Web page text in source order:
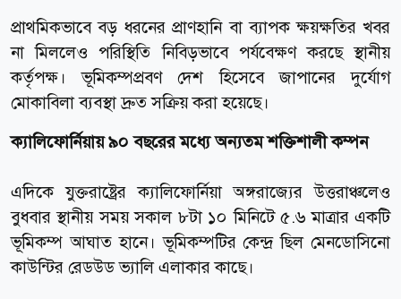
প্রাথমিকভাবে বড় ধরনের প্রাণহানি বা ব্যাপক ক্ষয়ক্ষতির খবর
না মিললেও পরিস্থিতি নিবিড়ভাবে পর্যবেক্ষণ করছে স্থানীয়
কর্তৃপক্ষ। ভূমিকম্পপ্রবণ দেশ হিসেবে জাপানের দুর্যোগ
মোকাবিলা ব্যবস্থা দ্রুত সক্রিয় করা হয়েছে।
ক্যালিফোর্নিয়ায় ৯০ বছরের মধ্যে অন্যতম শক্তিশালী কম্পন
এদিকে যুক্তরাষ্ট্রের ক্যালিফোর্নিয়া অঙ্গরাজ্যের উত্তরাঞ্চলেও
বুধবার স্থানীয় সময় সকাল ৮টা ১০ মিনিটে ৫.৬ মাত্রার একটি
ভূমিকম্প আঘাত হানে। ভূমিকম্পটির কেন্দ্র ছিল মেনডোসিনো
কাউন্টির রেডউড ভ্যালি এলাকার কাছে।